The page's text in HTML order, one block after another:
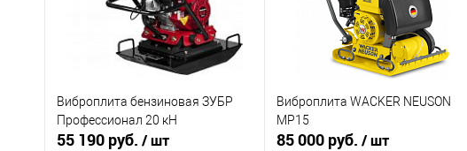
В избранное
Недоступно
В избранное
Недоступно
Виброплита бензиновая ЗУБР
Профессионал 20 кН
55 190 руб. / шт
Виброплита WACKER NEUSON
МР15
85 000 руб. / шт